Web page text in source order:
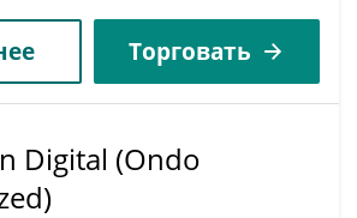
Торговать
Digital (Ondo